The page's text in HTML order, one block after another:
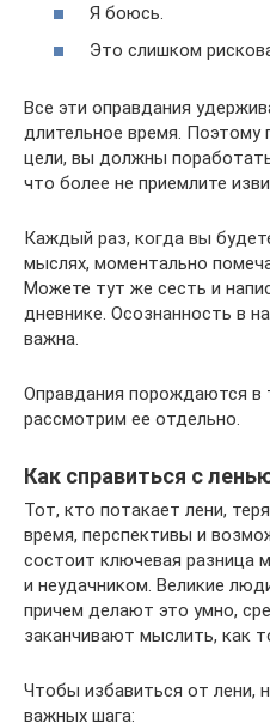
Я боюсь.
Это слишком
Все эти оправдания
длительное время. Поэтому
цели, вы должны
что более не приемлите
Каждый раз, когда вы
мыслях, моментально
Можете тут же сесть и
дневнике. Осознанность в
важна.
Оправдания порождаются в
рассмотрим ее отдельно.
Как справиться с
Тот, кто потакает лени,
время, перспективы и
состоит ключевая разница
и неудачником. Великие
причем делают это умно,
заканчивают мыслить, как
Чтобы избавиться от лени,
важных шага: